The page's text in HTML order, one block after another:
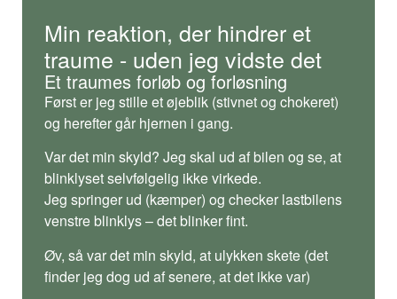
Min reaktion, der hindrer et
traume - uden jeg vidste det
Et traumes forløb og forløsning
Først er jeg stille et øjeblik (stivnet og chokeret)
og herefter går hjernen i gang.
Var det min skyld? Jeg skal ud af bilen og se, at
blinklyset selvfølgelig ikke virkede.
Jeg springer ud (kæmper) og checker lastbilens
venstre blinklys – det blinker fint.
Øv, så var det min skyld, at ulykken skete (det
finder jeg dog ud af senere, at det ikke var)